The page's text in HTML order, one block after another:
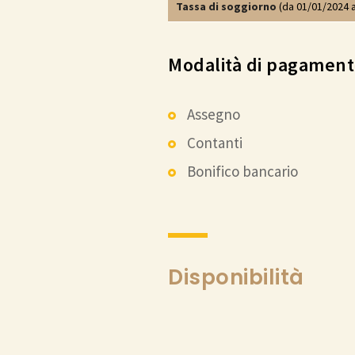
Tassa di soggiorno (da 01/01/2024
Modalità di
Assegno
Contanti
Bonifico bancario
Disponibilità